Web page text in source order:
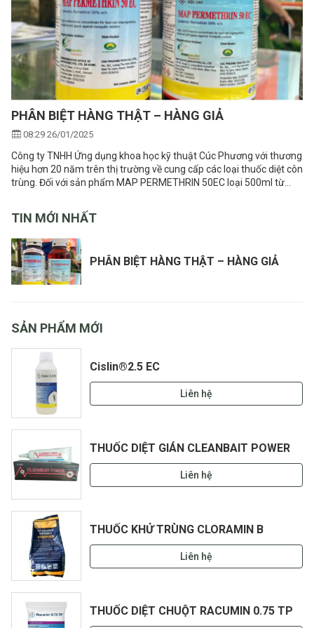
PHÂN BIỆT HÀNG THẬT – HÀNG GIẢ
08:29 26/01/2025
Công ty TNHH Ứng dụng khoa học kỹ thuật Cúc Phương với thương
hiệu hơn 20 năm trên thị trường về cung cấp các loại thuốc diệt côn
trùng. Đối với sản phẩm MAP PERMETHRIN 50EC loại 500ml từ
TIN MỚI NHẤT
PHÂN BIỆT HÀNG THẬT – HÀNG GIẢ
SẢN PHẨM MỚI
Cislin®2.5 EC
Liên hệ
THUỐC DIỆT GIÁN CLEANBAIT POWER
Liên hệ
THUỐC KHỬ TRÙNG CLORAMIN B
Liên hệ
THUỐC DIỆT CHUỘT RACUMIN 0.75 TP